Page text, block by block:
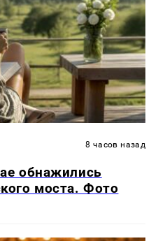
8 часов назад
обнажились
моста. Фото